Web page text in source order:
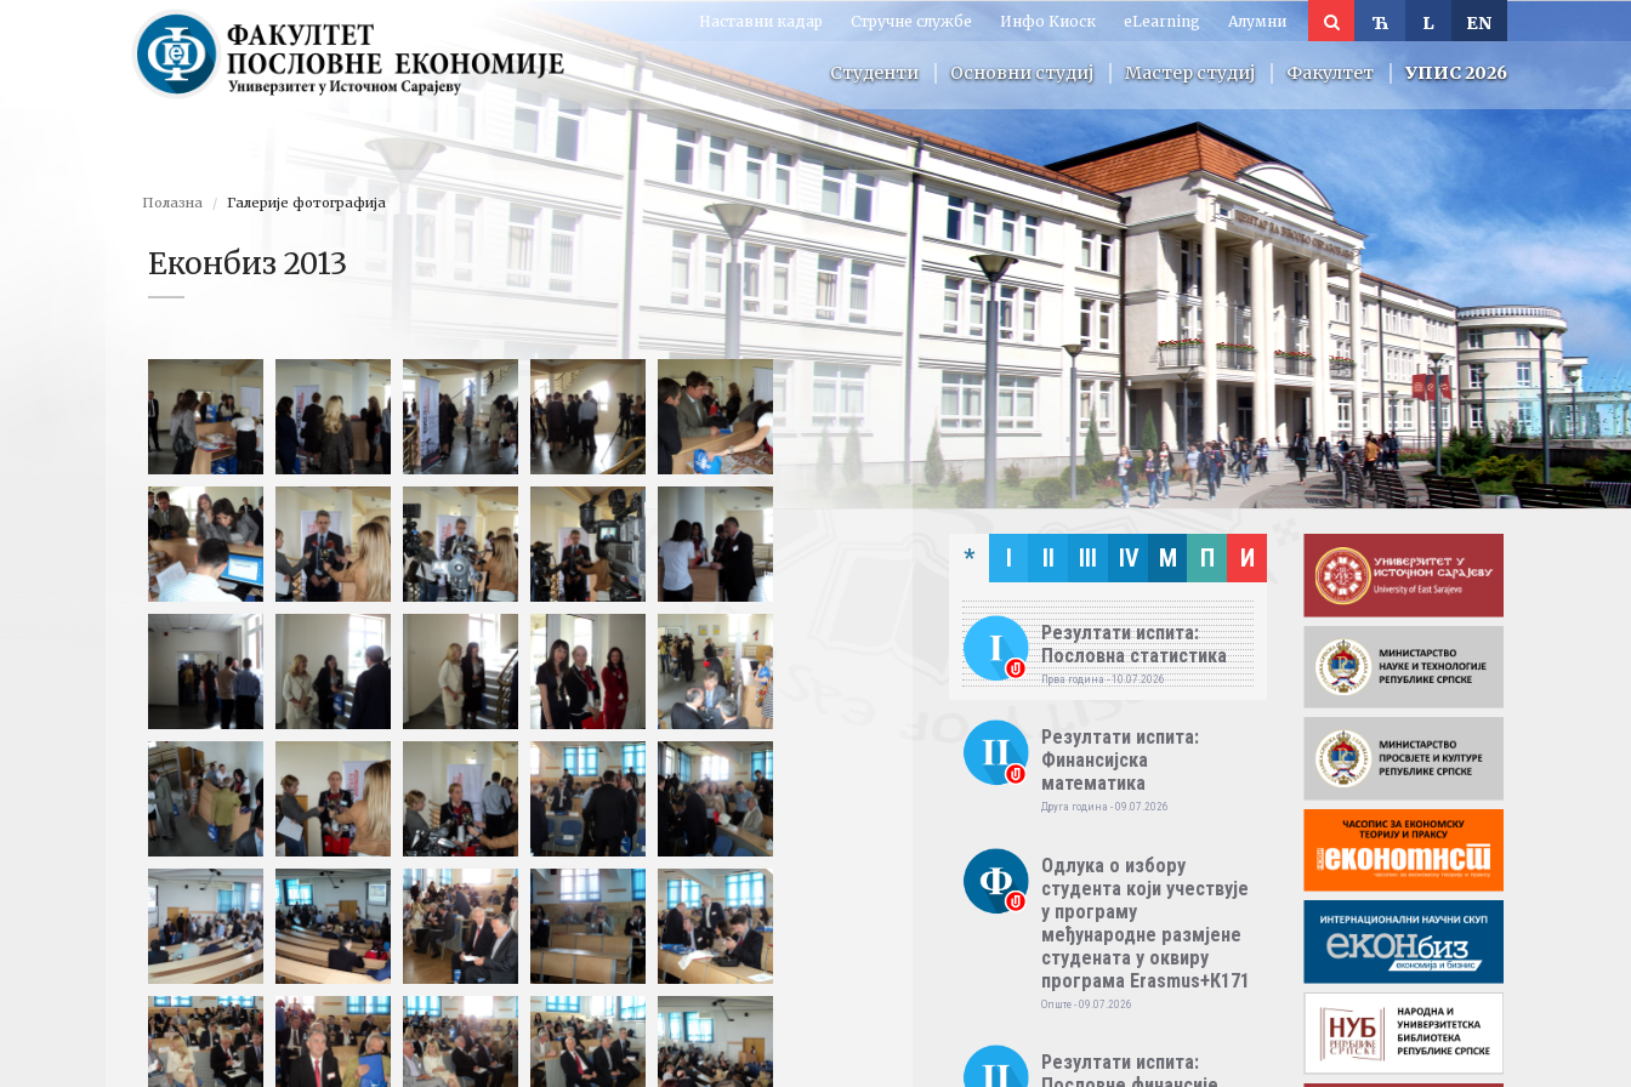
EN
L
Ћ
Наставни кадар Стручне службе Инфо Киоск eLearning Алумни
Студенти Основни студиј Мастер студиј Факултет УПИС 2026
Полазна Галерије фотографија
Еконбиз 2013
* I II III IV M П И
Резултати испита:
Пословна статистика
Прва година - 10.07.2026
Резултати испита:
Финансијска
математика
Друга година - 09.07.2026
Одлука о избору
студента који учествује
у програму
међународне размјене
студената у оквиру
програма Erasmus+К171
Опште - 09.07.2026
Резултати испита: